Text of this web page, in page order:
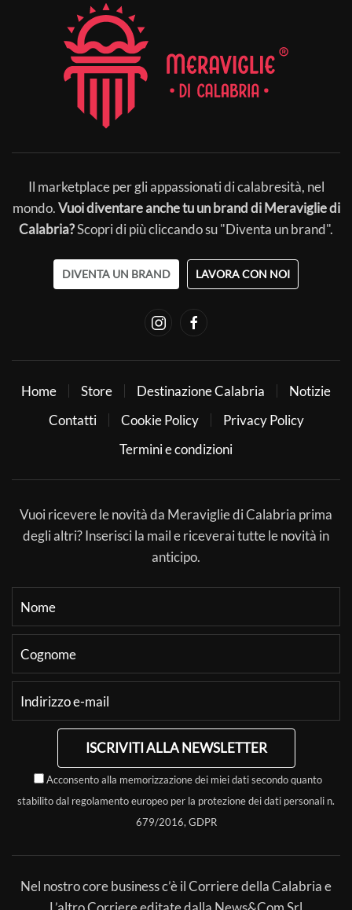
Il marketplace per gli appassionati di calabresità, nel
mondo.Vuoi diventare anche tu un brand di Meraviglie di
Calabria?Scopri di più cliccando su "Diventa un brand".
DIVENTA UN BRAND LAVORA CON NOI
Home Store Destinazione Calabria
Notizie
Contatti
Cookie Policy
Privacy Policy
Termini e condizioni
Vuoi ricevere le novità da Meraviglie di Calabria prima
degli altri? Inserisci la mail e riceverai tutte le novità in
anticipo.
ISCRIVITI ALLA NEWSLETTER
Acconsento alla memorizzazione dei miei dati secondo quanto
stabilito dal regolamento europeo per la protezione dei dati personali n.
679/2016, GDPR
Nel nostro core business c’è il Corriere della Calabria e